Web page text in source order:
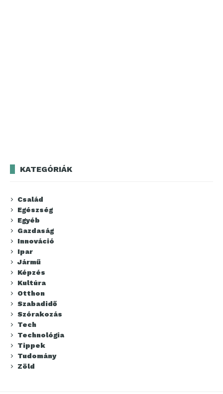
KATEGÓRIÁK
Család
Egészség
Egyéb
Gazdaság
Innováció
Ipar
Jármű
Képzés
Kultúra
Otthon
Szabadidő
Szórakozás
Tech
Technológia
Tippek
Tudomány
Zöld